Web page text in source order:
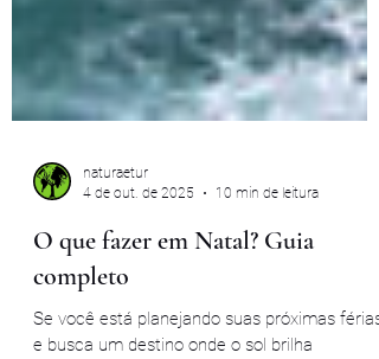
4 de out. de 2025
10 min de leitura
O que fazer em Natal? Guia
completo